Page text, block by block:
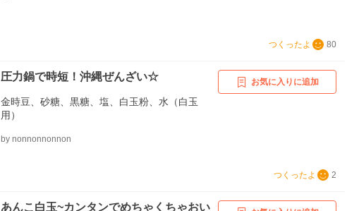
つくったよ 80
圧力鍋で時短！沖縄ぜんざい☆
金時豆、砂糖、黒糖、塩、白玉粉、水（白玉
用）
by nonnonnonnon
お気に入りに追加
つくったよ 2
あんこ白玉~カンタンでめちゃくちゃおい